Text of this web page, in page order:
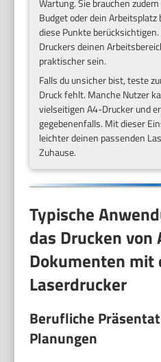
Budget oder dein
diese Punkte
Druckers deinen
praktischer sein.
Falls du unsicher bist, teste
Druck fehlt. Manche Nutzer
vielseitigen A4-Drucker und
gegebenenfalls. Mit dieser
leichter deinen passenden
Zuhause.
Typische
das Drucken von
Dokumenten mit
Laserdrucker
Berufliche
Planungen